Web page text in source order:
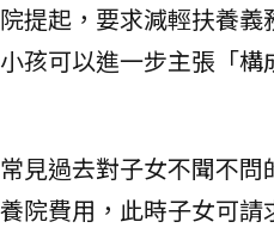
提起，要求減輕扶養義
孩可以進一步主張「構
見過去對子女不聞不問
院費用，此時子女可請